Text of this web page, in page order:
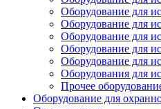
Оборудование для
Оборудование для
Оборудование для
Оборудование для
Оборудование для
Оборудования для
Прочее
Оборудование для